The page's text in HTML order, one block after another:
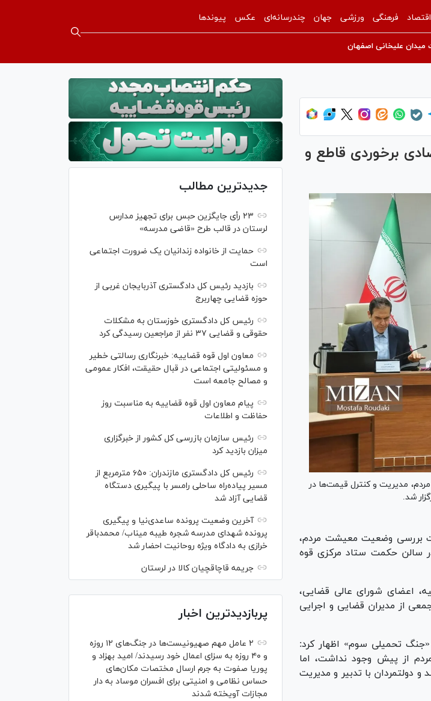
اقتصاد فرهنگی ورزشی جهان چندرسانه‌ای عکس پیوندها
میدان علیخانی اصفهان
برخوردی قاطع و
مدیریت و کنترل قیمت‌ها در
شد.
بررسی وضعیت معیشت مردم،
سالن حکمت ستاد مرکزی قوه
اعضای شورای عالی قضایی،
از مدیران قضایی و اجرایی
تحمیلی سوم» اظهار کرد:
از پیش وجود نداشت، اما
دولتمردان با تدبیر و مدیریت
جدیدترین مطالب
۲۳ رأی جایگزین حبس برای تجهیز مدارس
لرستان در قالب طرح «قاضی مدرسه»
حمایت از خانواده زندانیان یک ضرورت اجتماعی
است
بازدید رئیس کل دادگستری آذربایجان غربی از
حوزه قضایی چهاربرج
رئیس کل دادگستری خوزستان به مشکلات
حقوقی و قضایی ۳۷ نفر از مراجعین رسیدگی کرد
معاون اول قوه قضاییه: خبرنگاری رسالتی خطیر
و مسئولیتی اجتماعی در قبال حقیقت، افکار عمومی
و مصالح جامعه است
پیام معاون اول قوه قضاییه به مناسبت روز
حفاظت و اطلاعات
رئیس سازمان بازرسی کل کشور از خبرگزاری
میزان بازدید کرد
رئیس کل دادگستری مازندران: ۶۵۰ مترمربع از
مسیر پیاده‌راه ساحلی رامسر با پیگیری دستگاه
قضایی آزاد شد
آخرین وضعیت پرونده ساعدی‌نیا و پیگیری
پرونده شهدای مدرسه شجره طیبه میناب/ محمدباقر
خرازی به دادگاه ویژه روحانیت احضار شد
جریمه قاچاقچیان کالا در لرستان
پربازدیدترین اخبار
۲ عامل مهم صهیونیست‌ها در جنگ‌های ۱۲ روزه
و ۴۰ روزه به سزای اعمال خود رسیدند/ امید بهزاد و
پوریا صفوت به جرم ارسال مختصات مکان‌های
حساس نظامی و امنیتی برای افسران موساد به دار
مجازات آویخته شدند